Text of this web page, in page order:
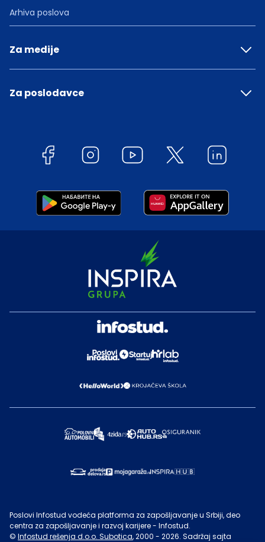
Arhiva poslova
Za medije
Za poslodavce
Poslovi Infostud vodeća platforma za zapošljavanje u Srbiji, deo
centra za zapošljavanje i razvoj karijere - Infostud.
© Infostud rešenja d.o.o. Subotica, 2000 - 2026. Sadržaj sajta